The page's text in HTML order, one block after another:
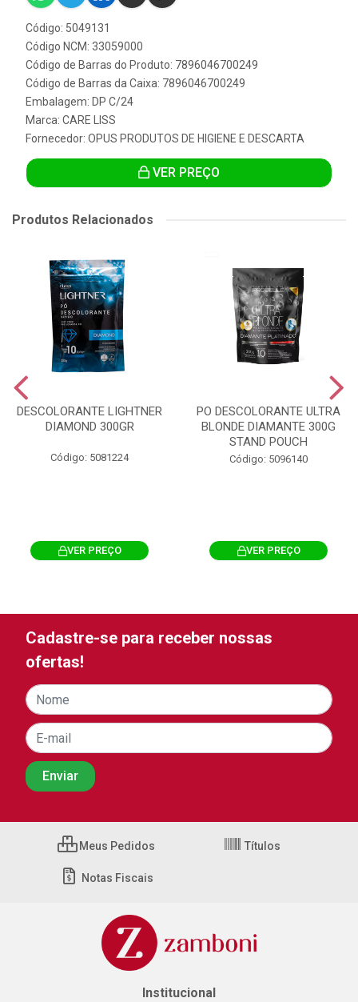
Código: 5049131
Código NCM: 33059000
Código de Barras do Produto: 7896046700249
Código de Barras da Caixa: 7896046700249
Embalagem: DP C/24
Marca: CARE LISS
Fornecedor: OPUS PRODUTOS DE HIGIENE E DESCARTA
VER PREÇO
Produtos Relacionados
DESCOLORANTE LIGHTNER
DIAMOND 300GR
Código: 5081224
VER PREÇO
PO DESCOLORANTE ULTRA
BLONDE DIAMANTE 300G
STAND POUCH
Código: 5096140
VER PREÇO
Cadastre-se para receber nossas
ofertas!
Meus Pedidos Títulos
Notas Fiscais
Institucional